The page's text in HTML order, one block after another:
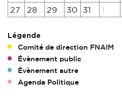
27
28 29 30 31 1
Légende
Comité de direction FNAIM
Évènement public
Évènement autre
Agenda Politique